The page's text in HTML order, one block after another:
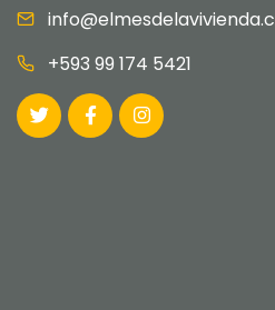
+593 99 174 5421